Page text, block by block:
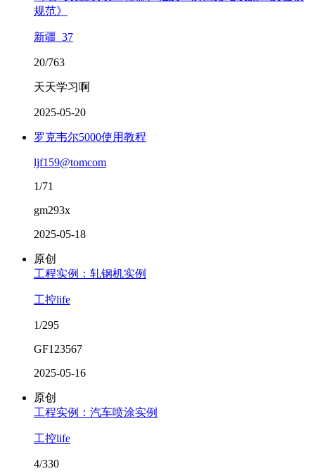
规范》
新疆_37
20/763
天天学习啊
2025-05-20
罗克韦尔5000使用教程
ljf159@tomcom
1/71
gm293x
2025-05-18
原创
工程实例：轧钢机实例
工控life
1/295
GF123567
2025-05-16
原创
工程实例：汽车喷涂实例
工控life
4/330